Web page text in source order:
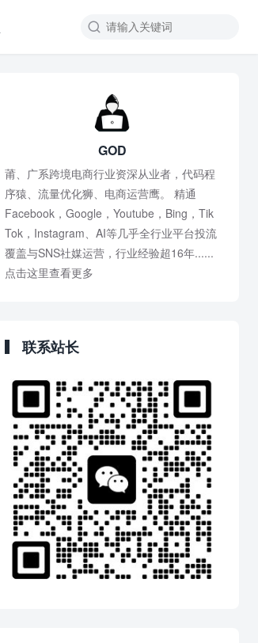
GOD
莆、广系跨境电商行业资深从业者，代码程
序猿、流量优化狮、电商运营鹰。 精通
Facebook，Google，Youtube，Bing，Tik
Tok，Instagram、AI等几乎全行业平台投流
覆盖与SNS社媒运营，行业经验超16年......
点击这里查看更多
联系站长